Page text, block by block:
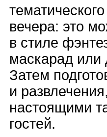
вечера: это
в стиле
маскарад или
Затем
и
настоящими
гостей.